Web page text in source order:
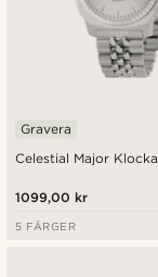
Celestial Major Klocka
Gravera
1099,00 kr
5 FÄRGER